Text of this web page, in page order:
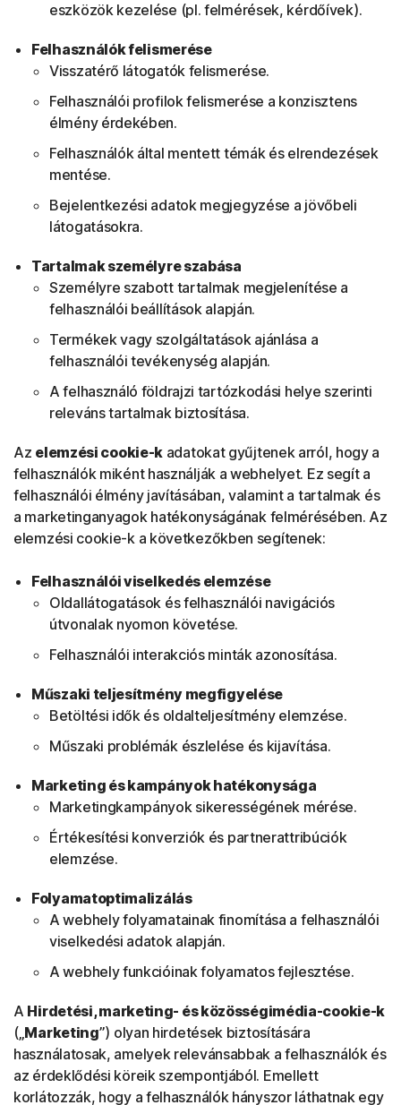
eszközök kezelése (pl. felmérések, kérdőívek).
Felhasználók felismerése
Visszatérő látogatók felismerése.
Felhasználói profilok felismerése a konzisztens
élmény érdekében.
Felhasználók által mentett témák és elrendezések
mentése.
Bejelentkezési adatok megjegyzése a jövőbeli
látogatásokra.
Tartalmak személyre szabása
Személyre szabott tartalmak megjelenítése a
felhasználói beállítások alapján.
Termékek vagy szolgáltatások ajánlása a
felhasználói tevékenység alapján.
A felhasználó földrajzi tartózkodási helye szerinti
releváns tartalmak biztosítása.
Az elemzési cookie-k adatokat gyűjtenek arról, hogy a
felhasználók miként használják a webhelyet. Ez segít a
felhasználói élmény javításában, valamint a tartalmak és
a marketinganyagok hatékonyságának felmérésében. Az
elemzési cookie-k a következőkben segítenek:
Felhasználói viselkedés elemzése
Oldallátogatások és felhasználói navigációs
útvonalak nyomon követése.
Felhasználói interakciós minták azonosítása.
Műszaki teljesítmény megfigyelése
Betöltési idők és oldalteljesítmény elemzése.
Műszaki problémák észlelése és kijavítása.
Marketing és kampányok hatékonysága
Marketingkampányok sikerességének mérése.
Értékesítési konverziók és partnerattribúciók
elemzése.
Folyamatoptimalizálás
A webhely folyamatainak finomítása a felhasználói
viselkedési adatok alapján.
A webhely funkcióinak folyamatos fejlesztése.
A Hirdetési, marketing- és közösségimédia-cookie-k
(„Marketing”) olyan hirdetések biztosítására
használatosak, amelyek relevánsabbak a felhasználók és
az érdeklődési köreik szempontjából. Emellett
korlátozzák, hogy a felhasználók hányszor láthatnak egy